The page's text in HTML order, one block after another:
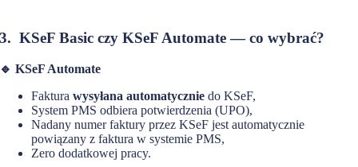
3. KSeF Basic czy KSeF Automate — co wybrać?
🔹 KSeF Automate
Fakturawysyłana automatycznie do KSeF,
System PMS odbiera potwierdzenia (UPO),
Nadany numer faktury przez KSeF jest automatycznie
powiązany z faktura w systemie PMS,
Zero dodatkowej pracy.